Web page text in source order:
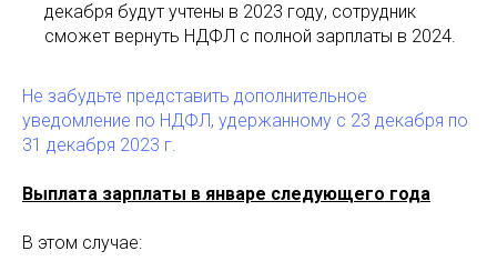
декабря будут учтены в 2023 году, сотрудник
сможет вернуть НДФЛ с полной зарплаты в 2024.
Не забудьте представить дополнительное
уведомление по НДФЛ, удержанному с 23 декабря по
31 декабря 2023 г.
Выплата зарплаты в январе следующего года
В этом случае: